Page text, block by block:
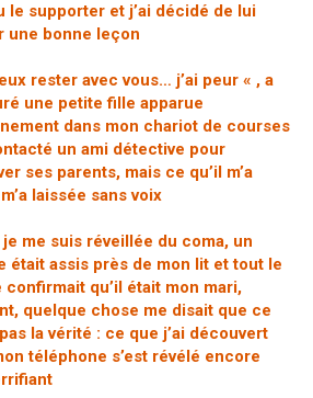
le supporter et j’ai décidé de lui
une bonne leçon
rester avec vous… j’ai peur « , a
une petite fille apparue
dans mon chariot de courses
un ami détective pour
ses parents, mais ce qu’il m’a
laissée sans voix
je me suis réveillée du coma, un
était assis près de mon lit et tout le
confirmait qu’il était mon mari,
quelque chose me disait que ce
pas la vérité : ce que j’ai découvert
téléphone s’est révélé encore